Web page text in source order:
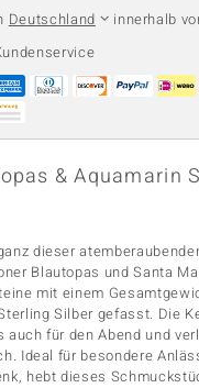
Deutschland
innerhalb
& Aquamarin
dieser
Blautopas und Santa
mit einem
Silber gefasst. Die
auch für den Abend und
Ideal für besondere
hebt dieses